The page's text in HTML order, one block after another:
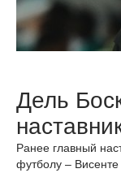
Дель
Ранее главный
футболу –